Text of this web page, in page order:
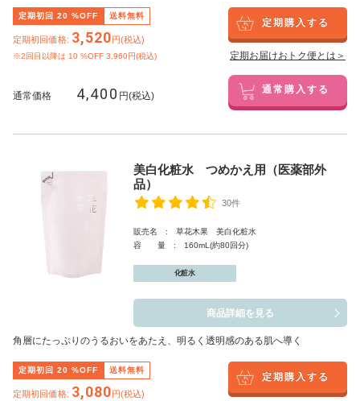
定期初回 20 %OFF 送料無料
定期初回価格: 3,520円(税込)
※2回目以降は 10 %OFF 3,960円(税込)
定期購入する
定期お届けおトク便とは＞
通常価格 4,400 円(税込) 通常購入する
美白化粧水 つめかえ用（医薬部外
品）
30件
販売名 : 草花木果 美白化粧水
容 量 : 160mL(約80回分)
化粧水
商品詳細を見る
角層にたっぷりのうるおいをあたえ、明るく透明感のある肌へ導く
定期初回 20 %OFF 送料無料
定期初回価格: 3,080円(税込)
定期購入する